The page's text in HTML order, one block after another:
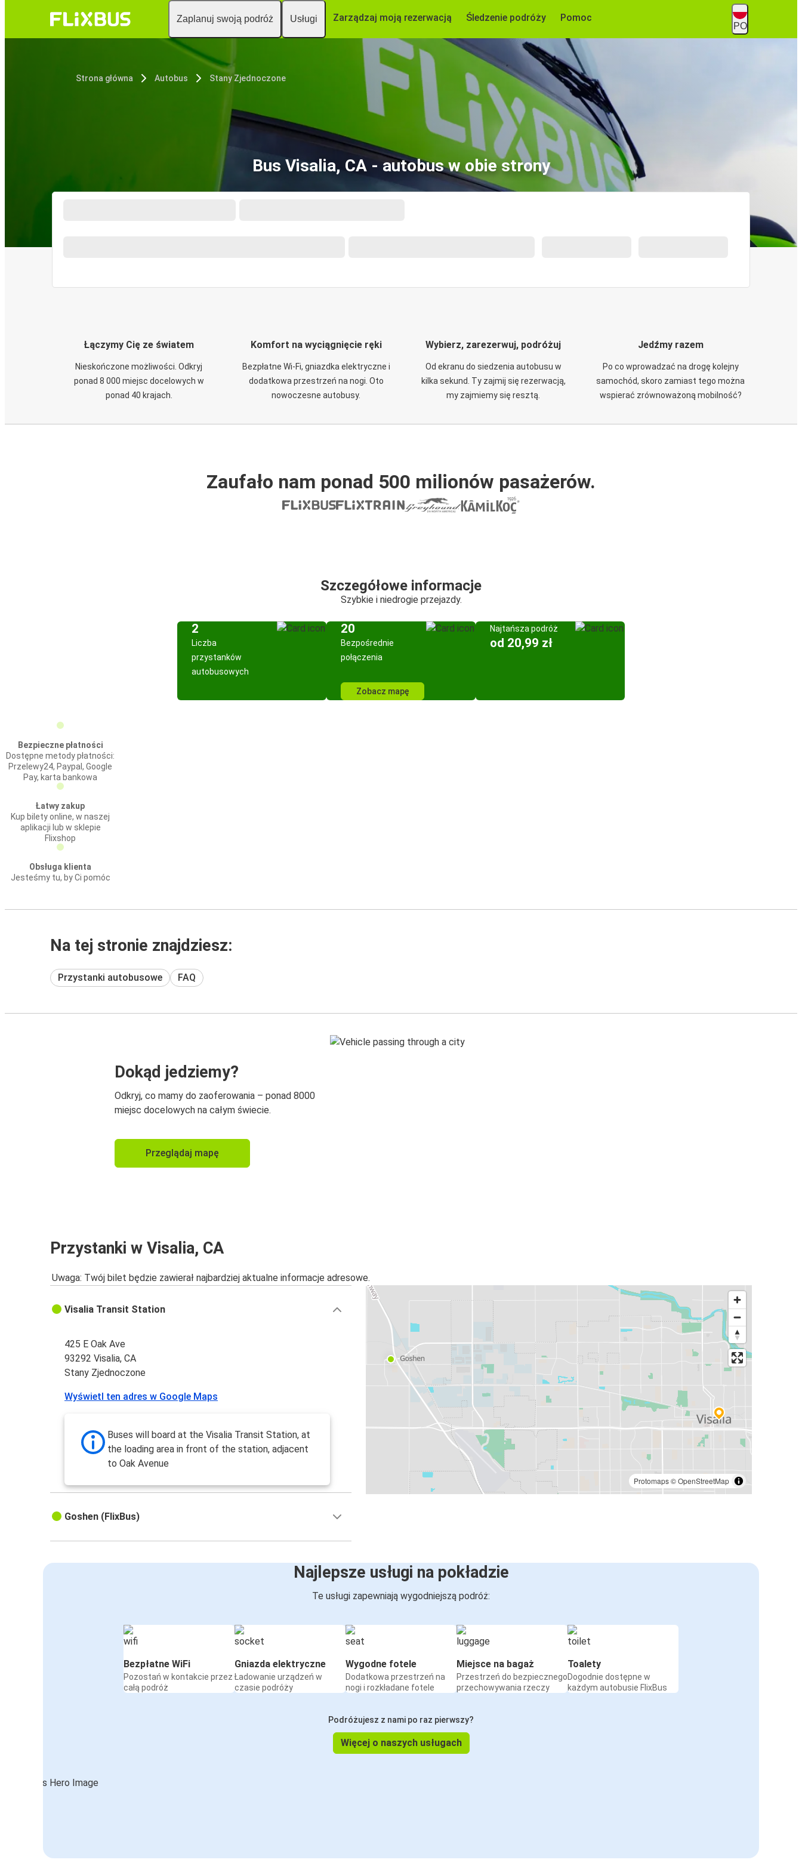
Zaplanuj swoją podróż Usługi Zarządzaj moją rezerwacją Śledzenie podróży Pomoc
PO
Strona główna Autobus Stany Zjednoczone
Bus Visalia, CA - autobus w obie strony
Łączymy Cię ze światem
Nieskończone możliwości. Odkryj
ponad 8 000 miejsc docelowych w
ponad 40 krajach.
Komfort na wyciągnięcie ręki
Bezpłatne Wi-Fi, gniazdka elektryczne i
dodatkowa przestrzeń na nogi. Oto
nowoczesne autobusy.
Wybierz, zarezerwuj, podróżuj
Od ekranu do siedzenia autobusu w
kilka sekund. Ty zajmij się rezerwacją,
my zajmiemy się resztą.
Jedźmy razem
Po co wprowadzać na drogę kolejny
samochód, skoro zamiast tego można
wspierać zrównoważoną mobilność?
Zaufało nam ponad 500 milionów pasażerów.
Szczegółowe informacje
Szybkie i niedrogie przejazdy.
2
Liczba
przystanków
autobusowych
20
Bezpośrednie
połączenia
Zobacz mapę
Najtańsza podróż
od 20,99 zł
Bezpieczne płatności
Dostępne metody płatności:
Przelewy24, Paypal, Google
Pay, karta bankowa
Łatwy zakup
Kup bilety online, w naszej
aplikacji lub w sklepie
Flixshop
Obsługa klienta
Jesteśmy tu, by Ci pomóc
Na tej stronie znajdziesz:
Przystanki autobusowe FAQ
Dokąd jedziemy?
Odkryj, co mamy do zaoferowania – ponad 8000
miejsc docelowych na całym świecie.
Przeglądaj mapę
Przystanki w Visalia, CA
Uwaga: Twój bilet będzie zawierał najbardziej aktualne informacje adresowe.
Protomaps©OpenStreetMap
Visalia Transit Station
425 E Oak Ave
93292 Visalia, CA
Stany Zjednoczone
Wyświetl ten adres w Google Maps
Buses will board at the Visalia Transit Station, at
the loading area in front of the station, adjacent
to Oak Avenue
Goshen (FlixBus)
Najlepsze usługi na pokładzie
Te usługi zapewniają wygodniejszą podróż:
Bezpłatne WiFi
Pozostań w kontakcie przez
całą podróż
Gniazda elektryczne
Ładowanie urządzeń w
czasie podróży
Wygodne fotele
Dodatkowa przestrzeń na
nogi i rozkładane fotele
Miejsce na bagaż
Przestrzeń do bezpiecznego
przechowywania rzeczy
Toalety
Dogodnie dostępne w
każdym autobusie FlixBus
Podróżujesz z nami po raz pierwszy?
Więcej o naszych usługach